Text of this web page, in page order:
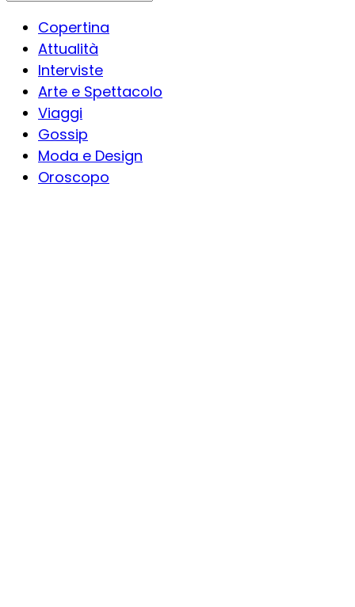
Copertina
Attualità
Interviste
Arte e Spettacolo
Viaggi
Gossip
Moda e Design
Oroscopo